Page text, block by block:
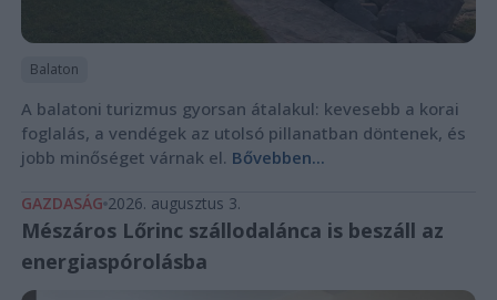
Balaton
A balatoni turizmus gyorsan átalakul: kevesebb a korai
foglalás, a vendégek az utolsó pillanatban döntenek, és
jobb minőséget várnak el. Bővebben...
GAZDASÁG 2026. augusztus 3.
Mészáros Lőrinc szállodalánca is beszáll az
energiaspórolásba